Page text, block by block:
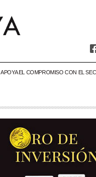
APOYA EL COMPROMISO CON EL